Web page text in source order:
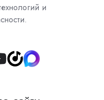
и